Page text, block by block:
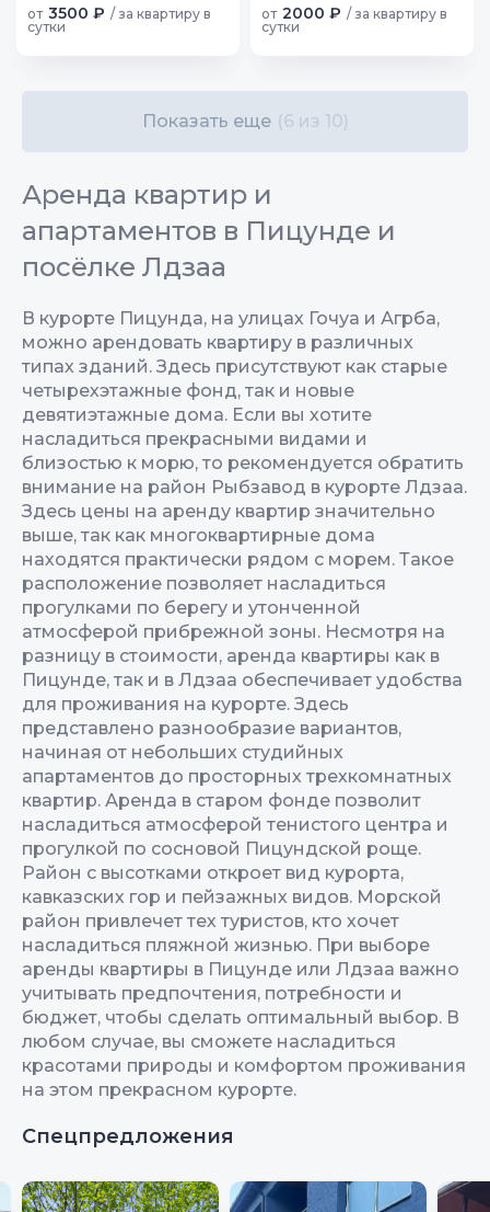
от 3500 ₽ / за квартиру в
сутки
от 2000 ₽ / за квартиру в
сутки
Показать еще (6 из 10)
Аренда квартир и
апартаментов в Пицунде и
посёлке Лдзаа
В курорте Пицунда, на улицах Гочуа и Агрба,
можно арендовать квартиру в различных
типах зданий. Здесь присутствуют как старые
четырехэтажные фонд, так и новые
девятиэтажные дома. Если вы хотите
насладиться прекрасными видами и
близостью к морю, то рекомендуется обратить
внимание на район Рыбзавод в курорте Лдзаа.
Здесь цены на аренду квартир значительно
выше, так как многоквартирные дома
находятся практически рядом с морем. Такое
расположение позволяет насладиться
прогулками по берегу и утонченной
атмосферой прибрежной зоны. Несмотря на
разницу в стоимости, аренда квартиры как в
Пицунде, так и в Лдзаа обеспечивает удобства
для проживания на курорте. Здесь
представлено разнообразие вариантов,
начиная от небольших студийных
апартаментов до просторных трехкомнатных
квартир. Аренда в старом фонде позволит
насладиться атмосферой тенистого центра и
прогулкой по сосновой Пицундской роще.
Район с высотками откроет вид курорта,
кавказских гор и пейзажных видов. Морской
район привлечет тех туристов, кто хочет
насладиться пляжной жизнью. При выборе
аренды квартиры в Пицунде или Лдзаа важно
учитывать предпочтения, потребности и
бюджет, чтобы сделать оптимальный выбор. В
любом случае, вы сможете насладиться
красотами природы и комфортом проживания
на этом прекрасном курорте.
Спецпредложения